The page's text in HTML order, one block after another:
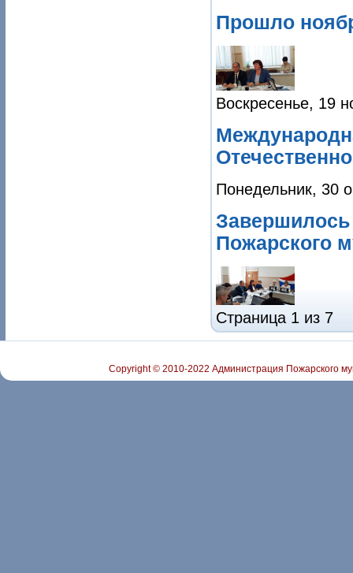
Прошло
Воскресенье, 19
Понедельник, 30
Завершилось
Пожарского
Страница 1 из 7
Copyright © 2010-2022 Администрация Пожарского